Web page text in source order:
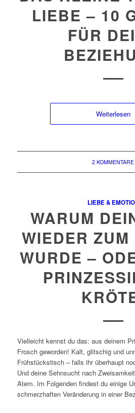
LIEBE – 10
FÜR
Weiterlesen
2 KOMMENTARE
LIEBE &
WARUM
WIEDER ZUM
WURDE –
Vielleicht kennst du das: aus deinem
Frosch geworden! Kalt, glitschig und
Frühstückstisch – falls ihr überhaupt
Und deine Sehnsucht nach
Atem. Im Folgenden findest du einige
schmerzhaften Veränderung in einer